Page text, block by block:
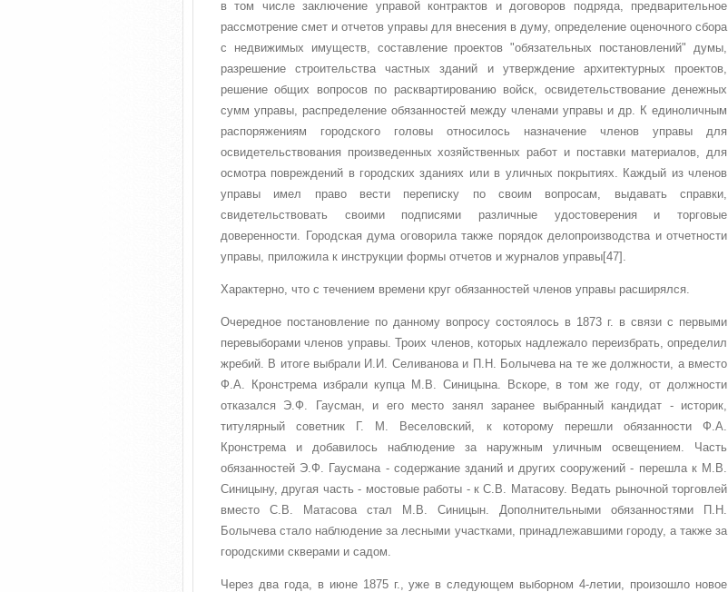
в том числе заключение управой контрактов и договоров подряда, предварительное
рассмотрение смет и отчетов управы для внесения в думу, определение оценочного сбора
с недвижимых имуществ, составление проектов "обязательных постановлений" думы,
разрешение строительства частных зданий и утверждение архитектурных проектов,
решение общих вопросов по расквартированию войск, освидетельствование денежных
сумм управы, распределение обязанностей между членами управы и др. К единоличным
распоряжениям городского головы относилось назначение членов управы для
освидетельствования произведенных хозяйственных работ и поставки материалов, для
осмотра повреждений в городских зданиях или в уличных покрытиях. Каждый из членов
управы имел право вести переписку по своим вопросам, выдавать справки,
свидетельствовать своими подписями различные удостоверения и торговые
доверенности. Городская дума оговорила также порядок делопроизводства и отчетности
управы, приложила к инструкции формы отчетов и журналов управы[47].
Характерно, что с течением времени круг обязанностей членов управы расширялся.
Очередное постановление по данному вопросу состоялось в 1873 г. в связи с первыми
перевыборами членов управы. Троих членов, которых надлежало переизбрать, определил
жребий. В итоге выбрали И.И. Селиванова и П.Н. Болычева на те же должности, а вместо
Ф.А. Кронстрема избрали купца М.В. Синицына. Вскоре, в том же году, от должности
отказался Э.Ф. Гаусман, и его место занял заранее выбранный кандидат - историк,
титулярный советник Г. М. Веселовский, к которому перешли обязанности Ф.А.
Кронстрема и добавилось наблюдение за наружным уличным освещением. Часть
обязанностей Э.Ф. Гаусмана - содержание зданий и других сооружений - перешла к М.В.
Синицыну, другая часть - мостовые работы - к С.В. Матасову. Ведать рыночной торговлей
вместо С.В. Матасова стал М.В. Синицын. Дополнительными обязанностями П.Н.
Болычева стало наблюдение за лесными участками, принадлежавшими городу, а также за
городскими скверами и садом.
Через два года, в июне 1875 г., уже в следующем выборном 4-летии, произошло новое